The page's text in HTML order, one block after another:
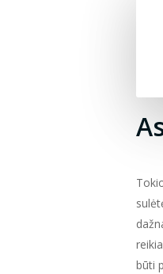
būti